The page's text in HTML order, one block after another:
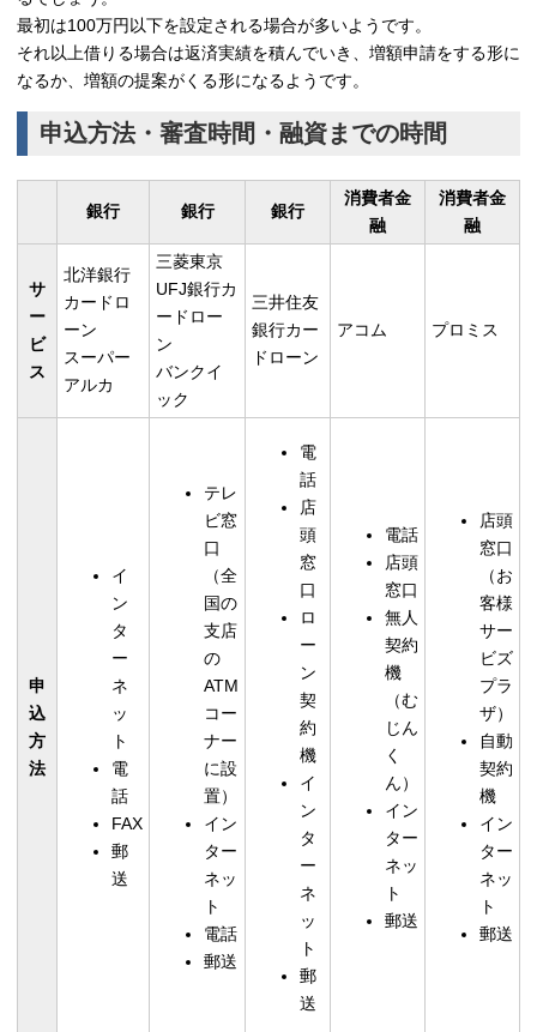
最初は100万円以下を設定される場合が多いようです。
それ以上借りる場合は返済実績を積んでいき、増額申請をする形に
なるか、増額の提案がくる形になるようです。
申込方法・審査時間・融資までの時間
銀行 銀行 銀行
消費者金
融
消費者金
融
サ
ー
ビ
ス
北洋銀行
カードロ
ーン
スーパー
アルカ
三菱東京
UFJ銀行カ
ードロー
ン
バンクイ
ック
三井住友
銀行カー
ドローン
アコム プロミス
申
込
方
法
イ
ン
タ
ー
ネ
ッ
ト
電
話
FAX
郵
送
テレ
ビ窓
口
（全
国の
支店
の
ATM
コー
ナー
に設
置）
イン
ター
ネッ
ト
電話
郵送
電
話
店
頭
窓
口
ロ
ー
ン
契
約
機
イ
ン
タ
ー
ネ
ッ
ト
郵
送
電話
店頭
窓口
無人
契約
機
（む
じん
く
ん）
イン
ター
ネッ
ト
郵送
店頭
窓口
（お
客様
サー
ビズ
プラ
ザ）
自動
契約
機
イン
ター
ネッ
ト
郵送